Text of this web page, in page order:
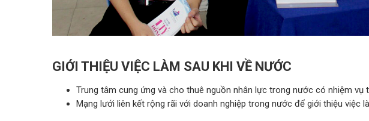
GIỚI THIỆU VIỆC LÀM SAU KHI VỀ NƯỚC
Trung tâm cung ứng và cho thuê nguồn nhân lực trong nước có nhiệm
Mạng lưới liên kết rộng rãi với doanh nghiệp trong nước để giới thiệu việc